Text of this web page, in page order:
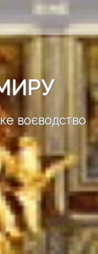
воєводство